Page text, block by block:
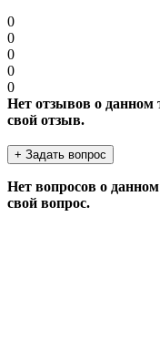
0
0
0
0
0
Нет отзывов о данном
свой отзыв.
+ Задать вопрос
Нет вопросов о
свой вопрос.